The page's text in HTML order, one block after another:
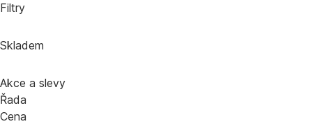
Filtry
Skladem
Akce a slevy
Řada
Cena